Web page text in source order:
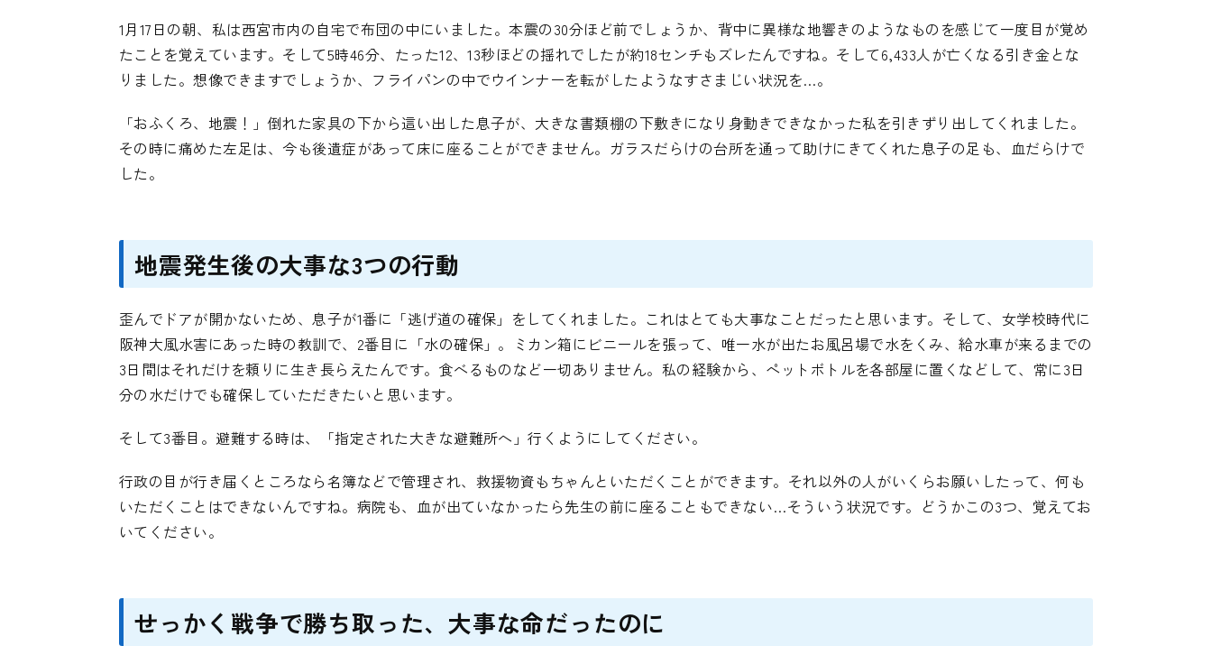
1月17日の朝、私は西宮市内の自宅で布団の中にいました。本震の30分ほど前でしょうか、背中に異様な地響きのようなものを感じて一度目が覚め
たことを覚えています。そして5時46分、たった12、13秒ほどの揺れでしたが約18センチもズレたんですね。そして6,433人が亡くなる引き金とな
りました。想像できますでしょうか、フライパンの中でウインナーを転がしたようなすさまじい状況を…。
「おふくろ、地震！」倒れた家具の下から這い出した息子が、大きな書類棚の下敷きになり身動きできなかった私を引きずり出してくれました。
その時に痛めた左足は、今も後遺症があって床に座ることができません。ガラスだらけの台所を通って助けにきてくれた息子の足も、血だらけで
した。
地震発生後の大事な3つの行動
歪んでドアが開かないため、息子が1番に「逃げ道の確保」をしてくれました。これはとても大事なことだったと思います。そして、女学校時代に
阪神大風水害にあった時の教訓で、2番目に「水の確保」。ミカン箱にビニールを張って、唯一水が出たお風呂場で水をくみ、給水車が来るまでの
3日間はそれだけを頼りに生き長らえたんです。食べるものなど一切ありません。私の経験から、ペットボトルを各部屋に置くなどして、常に3日
分の水だけでも確保していただきたいと思います。
そして3番目。避難する時は、「指定された大きな避難所へ」行くようにしてください。
行政の目が行き届くところなら名簿などで管理され、救援物資もちゃんといただくことができます。それ以外の人がいくらお願いしたって、何も
いただくことはできないんですね。病院も、血が出ていなかったら先生の前に座ることもできない…そういう状況です。どうかこの3つ、覚えてお
いてください。
せっかく戦争で勝ち取った、大事な命だったのに